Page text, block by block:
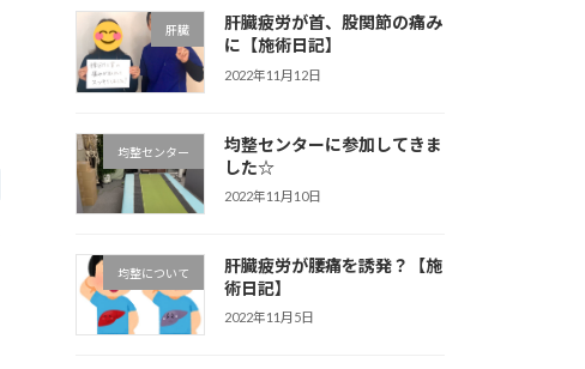
肝臓
肝臓疲労が首、股関節の痛み
に【施術日記】
2022年11月12日
均整センター
均整センターに参加してきま
した☆
2022年11月10日
均整について
肝臓疲労が腰痛を誘発？【施
術日記】
2022年11月5日